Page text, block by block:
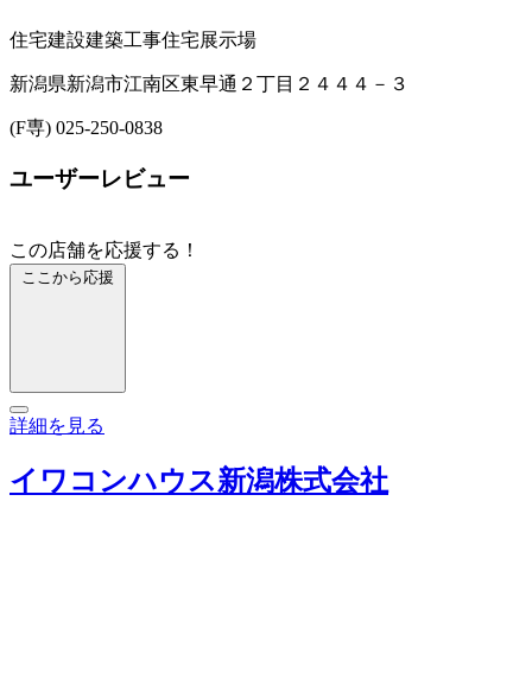
住宅建設建築工事住宅展示場
新潟県新潟市江南区東早通２丁目２４４４－３
(F専) 025-250-0838
ユーザーレビュー
この店舗を応援する！
ここから応援
詳細を見る
イワコンハウス新潟株式会社